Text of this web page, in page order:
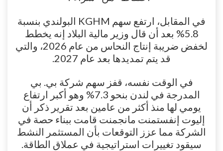
في المقابل، ارتفع سهم KGHM البولندي بنسبة
5.8% بعد أن قال وزير مالية البلاد إنه يخطط
لخفض ضريبة إنتاج النحاس من عام 2026، والتي
قد يتم تمديدها بعد عام 2027.
في الوقت نفسه، قفز سهم شركة بي. بي
المدرجة في لندن بنحو 7.3% وهو أكبر ارتفاع
يومي لها منذ أكثر من عامين بعد تقرير ذكر أن
إليوت إنفستمنت مانجمنت قامت ببناء حصة في
الشركة مما عزز التوقعات بأن المستثمر النشط
سيقود تغييرات استراتيجية في عملاق الطاقة.